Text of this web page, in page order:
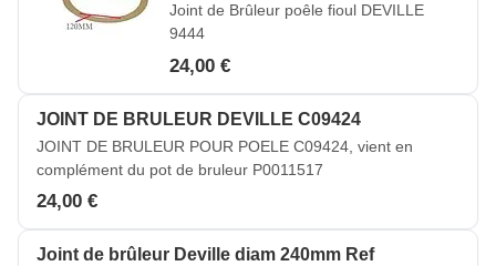
Joint de Brûleur poêle fioul DEVILLE
9444
24,00 €
JOINT DE BRULEUR DEVILLE C09424
JOINT DE BRULEUR POUR POELE C09424, vient en
complément du pot de bruleur P0011517
24,00 €
Joint de brûleur Deville diam 240mm Ref